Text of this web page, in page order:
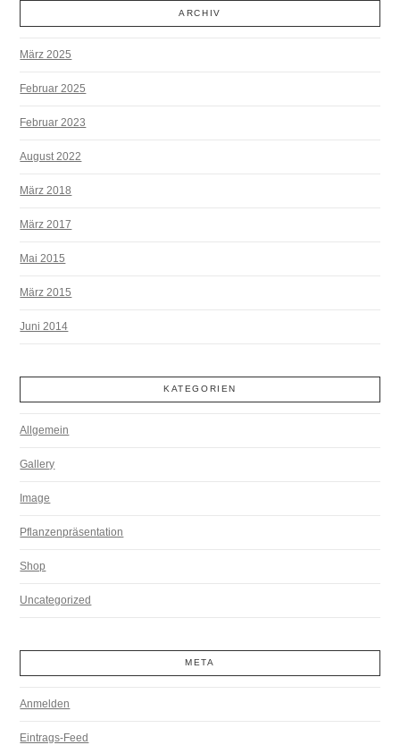
ARCHIV
März 2025
Februar 2025
Februar 2023
August 2022
März 2018
März 2017
Mai 2015
März 2015
Juni 2014
KATEGORIEN
Allgemein
Gallery
Image
Pflanzenpräsentation
Shop
Uncategorized
META
Anmelden
Eintrags-Feed